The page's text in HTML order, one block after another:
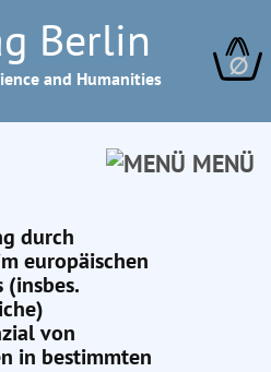
Berlin
and Humanities ∅
MENÜ
durch
europäischen
(insbes.
von
in bestimmten